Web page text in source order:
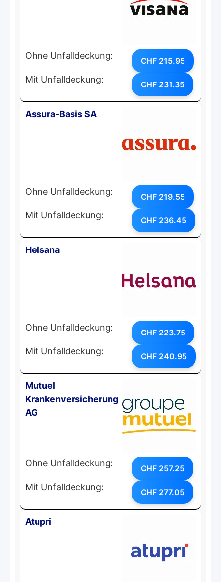
Ohne Unfalldeckung: CHF 215.95
Mit Unfalldeckung: CHF 231.35
Assura-Basis SA
Ohne Unfalldeckung: CHF 219.55
Mit Unfalldeckung: CHF 236.45
Helsana
Ohne Unfalldeckung: CHF 223.75
Mit Unfalldeckung: CHF 240.95
Mutuel
Krankenversicherung
AG
Ohne Unfalldeckung: CHF 257.25
Mit Unfalldeckung: CHF 277.05
Atupri